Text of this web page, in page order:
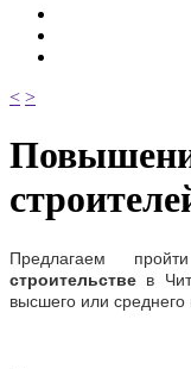
< >
Предлагаем пройти
строительстве в
высшего или среднего